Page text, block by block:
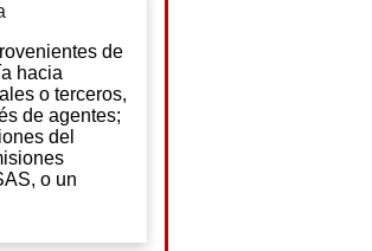
de
hacia
o terceros,
de agentes;
del
o un